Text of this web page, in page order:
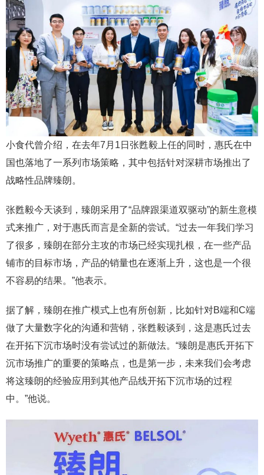
小食代曾介绍，在去年7月1日张甦毅上任的同时，惠氏在中
国也落地了一系列市场策略，其中包括针对深耕市场推出了
战略性品牌臻朗。
张甦毅今天谈到，臻朗采用了“品牌跟渠道双驱动”的新生意模
式来推广，对于惠氏而言是全新的尝试。“过去一年我们学习
了很多，臻朗在部分主攻的市场已经实现扎根，在一些产品
铺市的目标市场，产品的销量也在逐渐上升，这也是一个很
不容易的结果。”他表示。
据了解，臻朗在推广模式上也有所创新，比如针对B端和C端
做了大量数字化的沟通和营销，张甦毅谈到，这是惠氏过去
在开拓下沉市场时没有尝试过的新做法。“臻朗是惠氏开拓下
沉市场推广的重要的策略点，也是第一步，未来我们会考虑
将这臻朗的经验应用到其他产品线开拓下沉市场的过程
中。”他说。